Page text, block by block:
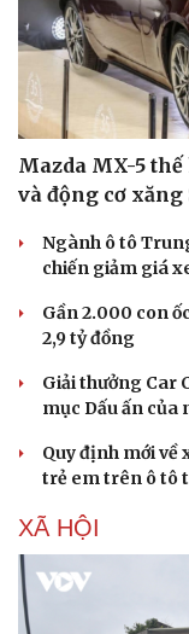
Sức khỏe
Dinh dưỡng - món
Cây thuốc
Sản phụ khoa
Nhi khoa
Mazda MX-5 thế
và động cơ xăng
Ngành ô tô
chiến giảm giá
Gần 2.000 con
2,9 tỷ đồng
Giải thưởng Car
mục Dấu ấn của
Quy định mới về
trẻ em trên ô tô
XÃ HỘI